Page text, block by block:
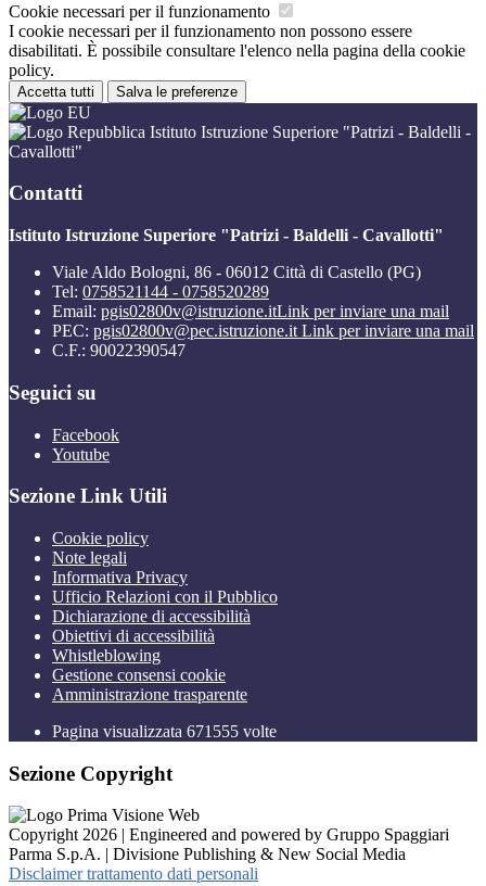
Cookie necessari per il funzionamento
I cookie necessari per il funzionamento non possono essere
disabilitati. È possibile consultare l'elenco nella pagina della cookie
policy.
Accetta tutti Salva le preferenze
Istituto Istruzione Superiore "Patrizi - Baldelli -
Cavallotti"
Contatti
Istituto Istruzione Superiore "Patrizi - Baldelli - Cavallotti"
Viale Aldo Bologni, 86 - 06012 Città di Castello (PG)
Tel: 0758521144 - 0758520289
Email: pgis02800v@istruzione.itLink per inviare una mail
PEC: pgis02800v@pec.istruzione.it Link per inviare una mail
C.F.: 90022390547
Seguici su
Facebook
Youtube
Sezione Link Utili
Cookie policy
Note legali
Informativa Privacy
Ufficio Relazioni con il Pubblico
Dichiarazione di accessibilità
Obiettivi di accessibilità
Whistleblowing
Gestione consensi cookie
Amministrazione trasparente
Pagina visualizzata 671555 volte
Sezione Copyright
Copyright 2026 | Engineered and powered by Gruppo Spaggiari
Parma S.p.A. | Divisione Publishing & New Social Media
Disclaimer trattamento dati personali